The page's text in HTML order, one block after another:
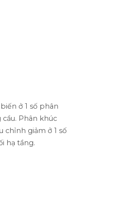
ở 1 số phân
Phân khúc
chỉnh giảm ở 1 số
hạ tầng.